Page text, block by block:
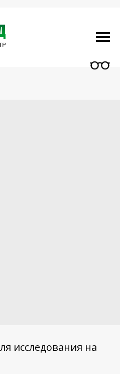
исследования на